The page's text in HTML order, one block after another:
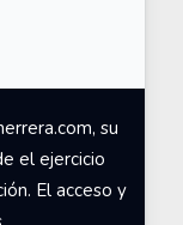
su
el ejercicio
El acceso y